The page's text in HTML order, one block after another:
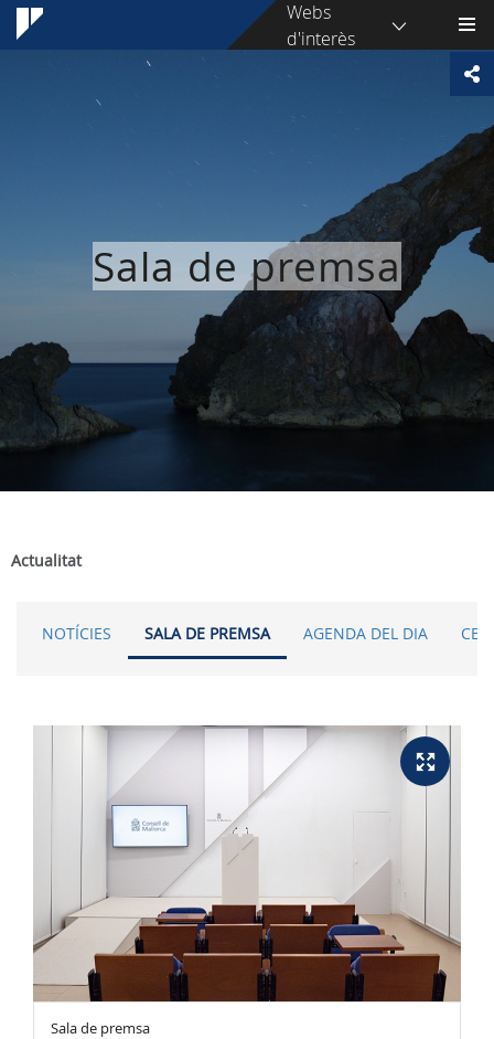
Webs
d'interès
Sala de premsa
Actualitat
NOTÍCIES SALA DE PREMSA AGENDA DEL DIA
Sala de premsa